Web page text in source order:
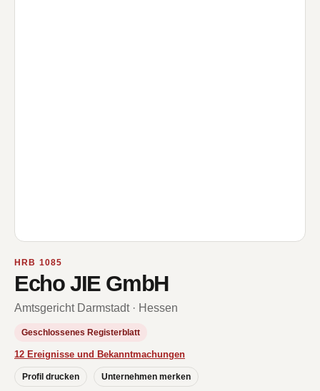
HRB 1085
Echo JIE GmbH
Amtsgericht Darmstadt · Hessen
Geschlossenes Registerblatt
12 Ereignisse und Bekanntmachungen
Profil drucken Unternehmen merken